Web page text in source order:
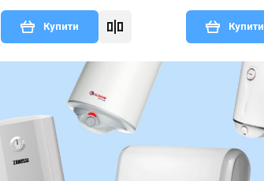
Купити Купити